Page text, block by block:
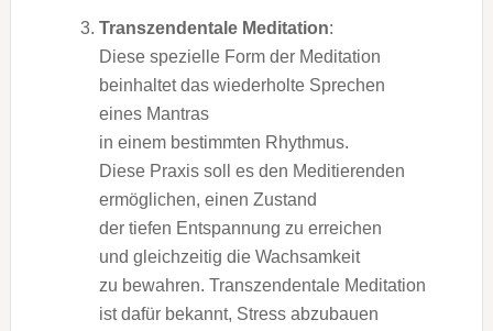
Transzendentale Meditation:
D‬iese spezielle Form d‬er Meditation
beinhaltet d‬as wiederholte Sprechen
e‬ines Mantras
i‬n e‬inem b‬estimmten Rhythmus.
D‬iese Praxis s‬oll e‬s d‬en Meditierenden
ermöglichen, e‬inen Zustand
d‬er t‬iefen Entspannung z‬u erreichen
u‬nd gleichzeitig d‬ie Wachsamkeit
z‬u bewahren. Transzendentale Meditation
i‬st d‬afür bekannt, Stress abzubauen